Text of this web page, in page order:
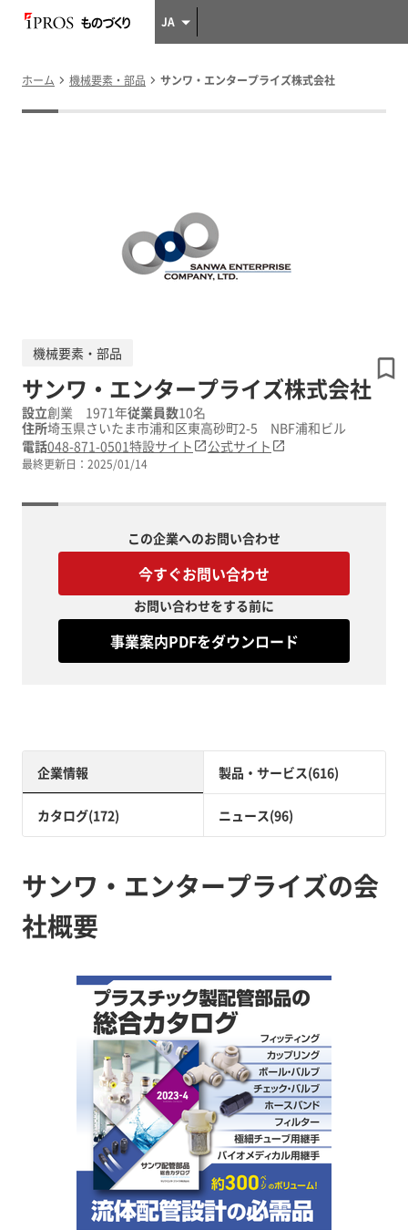
JA
ホーム 機械要素・部品 サンワ・エンタープライズ株式会社
機械要素・部品
サンワ・エンタープライズ株式会社
設立創業 1971年従業員数10名
住所埼玉県さいたま市浦和区東高砂町2-5 NBF浦和ビル
電話048-871-0501特設サイト 公式サイト
最終更新日： 2025/01/14
この企業へのお問い合わせ
今すぐお問い合わせ
お問い合わせをする前に
事業案内PDFをダウンロード
企業情報 製品・サービス(616)
カタログ(172) ニュース(96)
サンワ・エンタープライズの会
社概要